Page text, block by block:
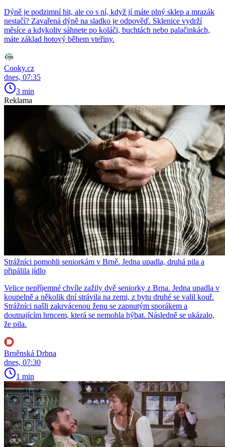
Dýně je podzimní hit, ale co s ní, když jí máte plný sklep a mrazák
nestačí? Zavařená dýně na sladko je odpověď. Sklenice vydrží
měsíce a kdykoliv sáhnete po koláči, buchtách nebo palačinkách,
máte základ hotový během vteřiny.
Cooky.cz
dnes, 07:35
3 min
Reklama
Strážníci pomohli seniorkám v Brně. Jedna upadla, druhá pila a
připálila jídlo
Velice nepříjemné chvíle zažily dvě seniorky z Brna. Jedna upadla v
koupelně a několik dní strávila na zemi, z bytu druhé se valil kouř.
Strážníci našli zakrvácenou ženu se zapnutým sporákem a
doutnajícím hrncem, která se nemohla hýbat. Následně se ukázalo,
že pila.
Brněnská Drbna
dnes, 07:30
1 min